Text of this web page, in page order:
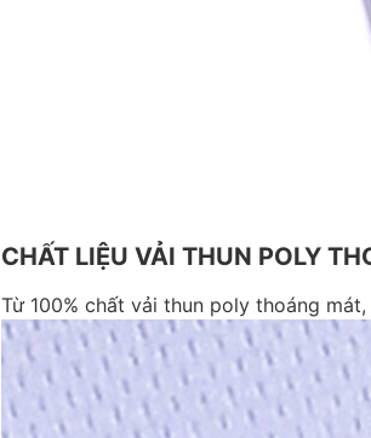
CHẤT LIỆU VẢI THUN POLY
Từ 100% chất vải thun poly thoáng